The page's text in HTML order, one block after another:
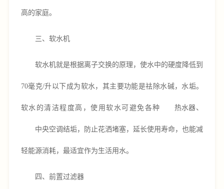
高的家庭。
三、软水机
软水机就是根据离子交换的原理，使水中的硬度降低到
70毫克/升以下成为软水，其主要功能是祛除水碱，水垢。
软水的清洁程度高，使用软水可避免各种 热水器、
中央空调结垢，防止花洒堵塞，延长使用寿命，也能减
轻能源消耗，最适宜作为生活用水。
四、前置过滤器